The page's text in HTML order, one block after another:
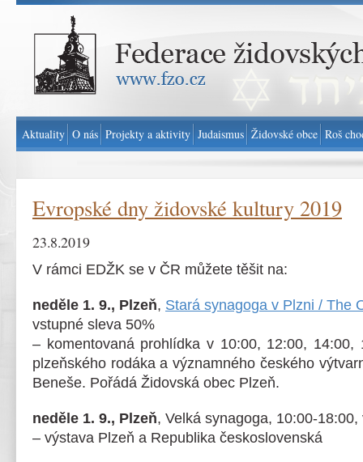
Federace židovských obcí v ČR - www.fzo.cz
Evropské dny židovské kultury 2019
23.8.2019
V rámci EDŽK se v ČR můžete těšit na:
neděle 1. 9., Plzeň, Stará synagoga v Plzni / The
vstupné sleva 50%
– komentovaná prohlídka v 10:00, 12:00, 14:00,
plzeňského rodáka a významného českého
Beneše. Pořádá Židovská obec Plzeň.
neděle 1. 9., Plzeň, Velká synagoga, 10:00-
– výstava Plzeň a Republika československá
Aktuality O nás Projekty a aktivity Judaismus Židovské obce Roš